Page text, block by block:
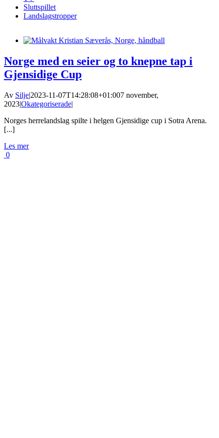
Sluttspillet
Landslagstropper
Norge med en seier og to knepne tap i
Gjensidige Cup
Av Silje|2023-11-07T14:28:08+01:007 november,
2023|Okategoriserade|
Norges herrelandslag spilte i helgen Gjensidige cup i Sotra Arena.
[...]
Les mer
0